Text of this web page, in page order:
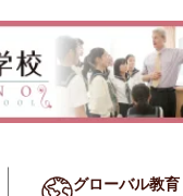
グローバル教育